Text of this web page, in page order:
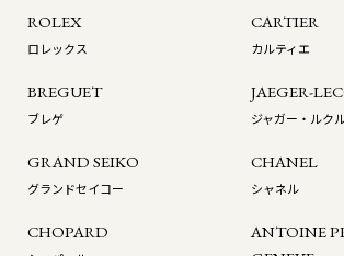
ROLEX
ロレックス
CARTIER
カルティエ
BREGUET
ブレゲ
JAEGER-
ジャガー・ルク
GRAND SEIKO
グランドセイコー
CHANEL
シャネル
CHOPARD
ANTOINE